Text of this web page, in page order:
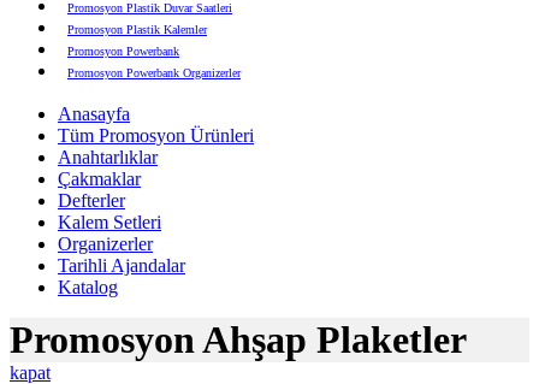
Promosyon Plastik Duvar Saatleri
Promosyon Plastik Kalemler
Promosyon Powerbank
Promosyon Powerbank Organizerler
Promosyon Şapka
Promosyon Sekreter Bloknotlar
Promosyon Seramik ve Porselen Ürünler
Promosyon Speakerlar
Promosyon Tarihli Ajandalar
Promosyon Teknoloji Ürünleri
Promosyon Telefon Standları
Promosyon Termoslar
Promosyon Tişörtler
Anasayfa
Tüm Promosyon Ürünleri
Anahtarlıklar
Çakmaklar
Defterler
Kalem Setleri
Organizerler
Tarihli Ajandalar
Katalog
Promosyon Ahşap Plaketler
kapat